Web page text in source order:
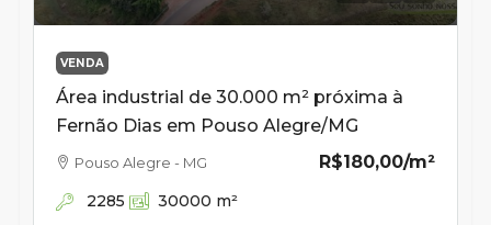
VENDA
Área industrial de 30.000 m² próxima à
Fernão Dias em Pouso Alegre/MG
R$180,00/m²
Pouso Alegre - MG
2285 30000 m²